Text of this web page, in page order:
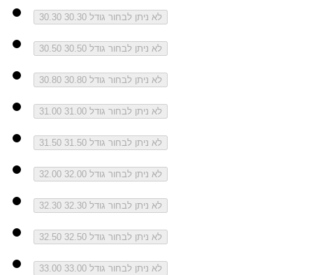
30.30 לא ניתן לבחור גודל 30.30
30.50 לא ניתן לבחור גודל 30.50
30.80 לא ניתן לבחור גודל 30.80
31.00 לא ניתן לבחור גודל 31.00
31.50 לא ניתן לבחור גודל 31.50
32.00 לא ניתן לבחור גודל 32.00
32.30 לא ניתן לבחור גודל 32.30
32.50 לא ניתן לבחור גודל 32.50
33.00 לא ניתן לבחור גודל 33.00